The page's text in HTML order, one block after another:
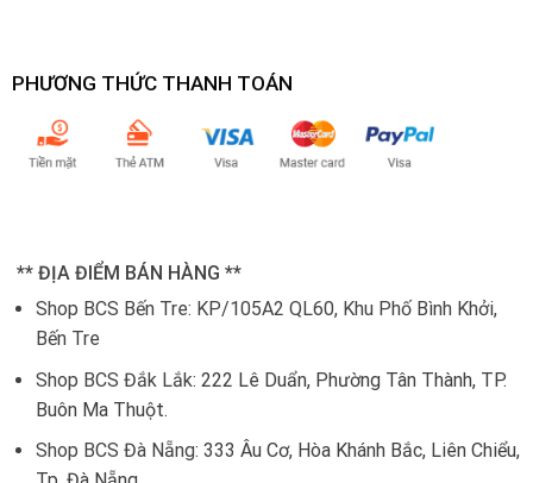
PHƯƠNG THỨC THANH TOÁN
** ĐỊA ĐIỂM BÁN HÀNG **
Shop BCS Bến Tre: KP/105A2 QL60, Khu Phố Bình Khởi,
Bến Tre
Shop BCS Đắk Lắk:222 Lê Duẩn, Phường Tân Thành, TP.
Buôn Ma Thuột.
Shop BCS Đà Nẵng:333 Âu Cơ, Hòa Khánh Bắc, Liên Chiểu,